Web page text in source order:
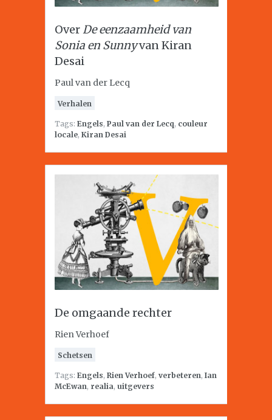
OverDe eenzaamheid van
Sonia en Sunnyvan Kiran
Desai
Paul van der Lecq
Verhalen
Tags: Engels, Paul van der Lecq, couleur
locale, Kiran Desai
De omgaande rechter
Rien Verhoef
Schetsen
Tags: Engels, Rien Verhoef, verbeteren, Ian
McEwan, realia, uitgevers